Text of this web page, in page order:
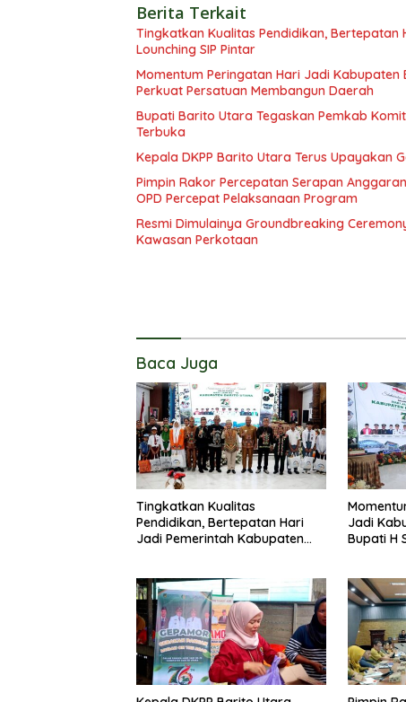
Berita Terkait
Tingkatkan Kualitas Pendidikan,
Lounching SIP Pintar
Momentum Peringatan Hari Jadi
Perkuat Persatuan Membangun Daerah
Bupati Barito Utara Tegaskan Pemkab
Terbuka
Kepala DKPP Barito Utara Terus Upayakan
Pimpin Rakor Percepatan Serapan
OPD Percepat Pelaksanaan Program
Resmi Dimulainya Groundbreaking
Kawasan Perkotaan
Baca Juga
Tingkatkan Kualitas
Pendidikan, Bertepatan Hari
Jadi Pemerintah Kabupaten
Jadi
Bupati H